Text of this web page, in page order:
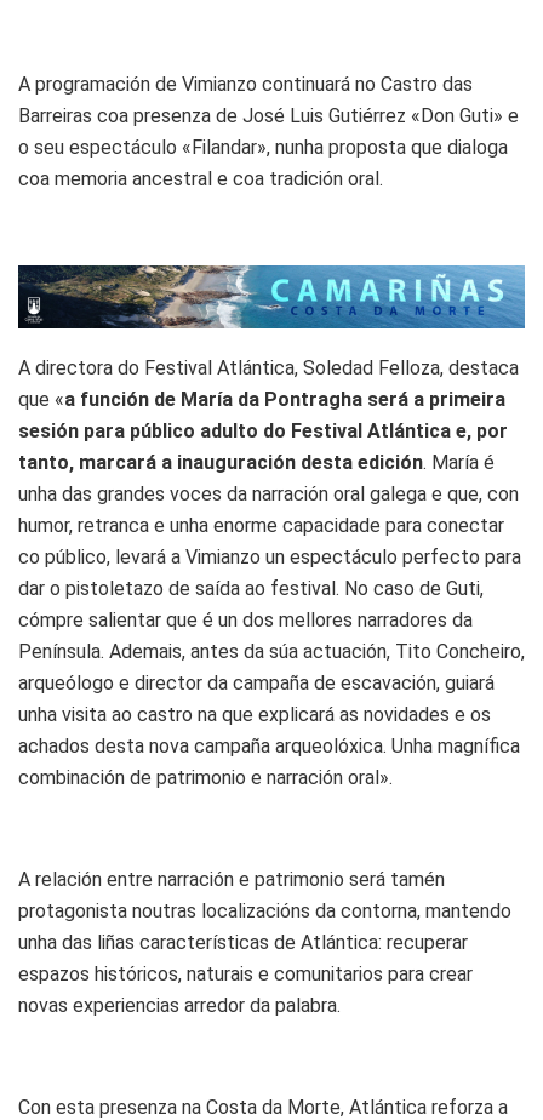
A programación de Vimianzo continuará no Castro das
Barreiras coa presenza de José Luis Gutiérrez «Don Guti» e
o seu espectáculo «Filandar», nunha proposta que dialoga
coa memoria ancestral e coa tradición oral.
A directora do Festival Atlántica, Soledad Felloza, destaca
que «a función de María da Pontragha será a primeira
sesión para público adulto do Festival Atlántica e, por
tanto, marcará a inauguración desta edición. María é
unha das grandes voces da narración oral galega e que, con
humor, retranca e unha enorme capacidade para conectar
co público, levará a Vimianzo un espectáculo perfecto para
dar o pistoletazo de saída ao festival. No caso de Guti,
cómpre salientar que é un dos mellores narradores da
Península. Ademais, antes da súa actuación, Tito Concheiro,
arqueólogo e director da campaña de escavación, guiará
unha visita ao castro na que explicará as novidades e os
achados desta nova campaña arqueolóxica. Unha magnífica
combinación de patrimonio e narración oral».
A relación entre narración e patrimonio será tamén
protagonista noutras localizacións da contorna, mantendo
unha das liñas características de Atlántica: recuperar
espazos históricos, naturais e comunitarios para crear
novas experiencias arredor da palabra.
Con esta presenza na Costa da Morte, Atlántica reforza a